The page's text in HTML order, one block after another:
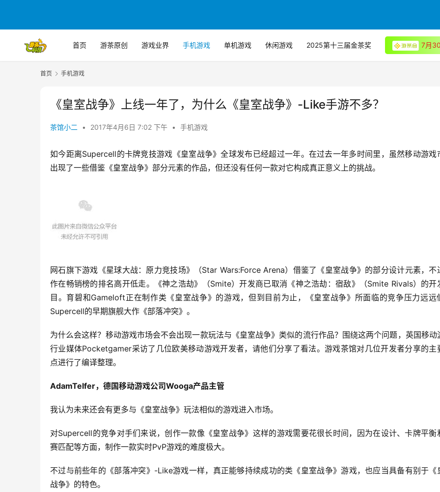
首页 游茶原创 游戏业界 手机游戏 单机游戏 休闲游戏 2025第十三届金茶奖 7月
首页 手机游戏
《皇室战争》上线一年了，为什么《皇室战争》-Like手游不多？
茶馆小二 • 2017年4月6日 7:02 下午 • 手机游戏
如今距离Supercell的卡牌竞技游戏《皇室战争》全球发布已经超过一年。在过去一年多时间里，虽然移动游戏
出现了一些借鉴《皇室战争》部分元素的作品，但还没有任何一款对它构成真正意义上的挑战。
网石旗下游戏《星球大战：原力竞技场》（Star Wars:Force Arena）借鉴了《皇室战争》的部分设计元素，不
作在畅销榜的排名高开低走。《神之浩劫》（Smite）开发商已取消《神之浩劫：宿敌》（Smite Rivals）的开
目。育碧和Gameloft正在制作类《皇室战争》的游戏，但到目前为止，《皇室战争》所面临的竞争压力远远
Supercell的早期旗舰大作《部落冲突》。
为什么会这样？移动游戏市场会不会出现一款玩法与《皇室战争》类似的流行作品？围绕这两个问题，英国移动
行业媒体Pocketgamer采访了几位欧美移动游戏开发者，请他们分享了看法。游戏茶馆对几位开发者分享的主
点进行了编译整理。
AdamTelfer，德国移动游戏公司Wooga产品主管
我认为未来还会有更多与《皇室战争》玩法相似的游戏进入市场。
对Supercell的竞争对手们来说，创作一款像《皇室战争》这样的游戏需要花很长时间，因为在设计、卡牌平衡
赛匹配等方面，制作一款实时PvP游戏的难度极大。
不过与前些年的《部落冲突》-Like游戏一样，真正能够持续成功的类《皇室战争》游戏，也应当具备有别于《
战争》的特色。